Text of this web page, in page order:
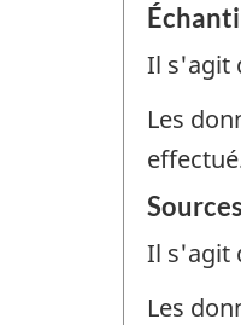
Il s'agit
Les
Il s'agit
Les